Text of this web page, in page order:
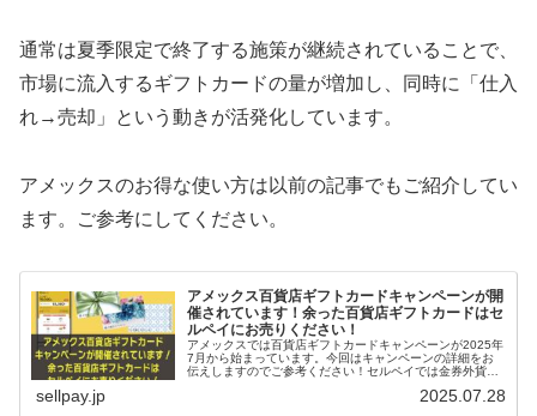
通常は夏季限定で終了する施策が継続されていることで、
市場に流入するギフトカードの量が増加し、同時に「仕入
れ→売却」という動きが活発化しています。
アメックスのお得な使い方は以前の記事でもご紹介してい
ます。ご参考にしてください。
アメックス百貨店ギフトカードキャンペーンが開
催されています！余った百貨店ギフトカードはセ
ルペイにお売りください！
アメックスでは百貨店ギフトカードキャンペーンが2025年
7月から始まっています。今回はキャンペーンの詳細をお
伝えしますのでご参考ください！セルペイでは金券外貨チ
ペーンを実施しています！ぜひこの機会に余った百貨店ギ
sellpay.jp 2025.07.28